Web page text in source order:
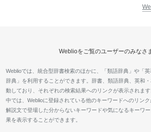
Weblioをご覧のユーザーのみなさ
Weblioでは、統合型辞書検索のほかに、「類語辞典」や「
辞典」を利用することができます。辞書、類語辞典、英和
動しており、それぞれの検索結果へのリンクが表示されま
中では、Weblioに登録されている他のキーワードへのリンク
解説文で登場した分からないキーワードや気になるキーワ
果を表示することができます。